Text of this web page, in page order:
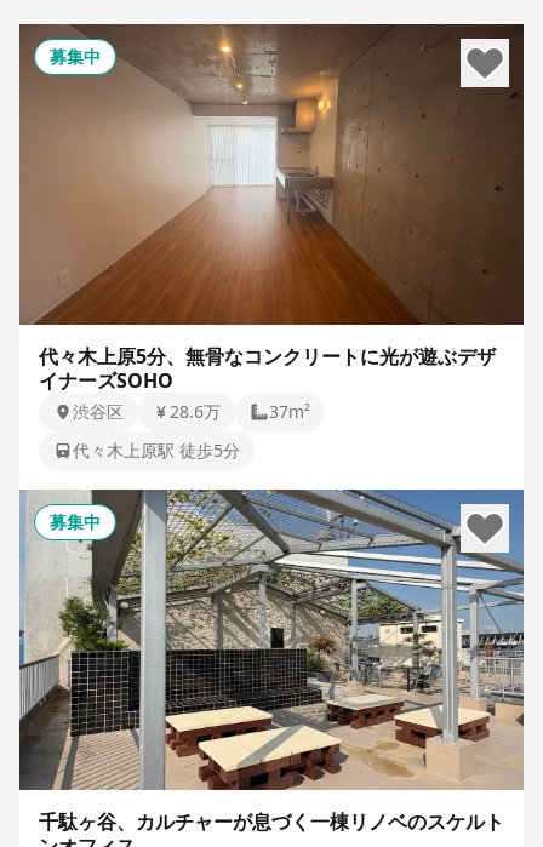
募集中
代々木上原5分、無骨なコンクリートに光が遊ぶデザ
イナーズSOHO
渋谷区 28.6万
37m²
代々木上原駅 徒歩5分
募集中
千駄ヶ谷、カルチャーが息づく一棟リノベのスケルト